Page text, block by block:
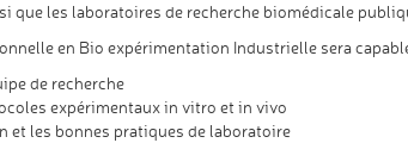
que les laboratoires de recherche biomédicale
en Bio expérimentation Industrielle sera
de recherche
expérimentaux in vitro et in vivo
et les bonnes pratiques de laboratoire